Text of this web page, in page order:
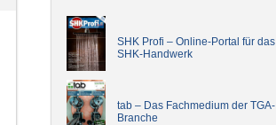
SHK Profi – Online-Portal für das
SHK-Handwerk
tab – Das Fachmedium der TGA-
Branche